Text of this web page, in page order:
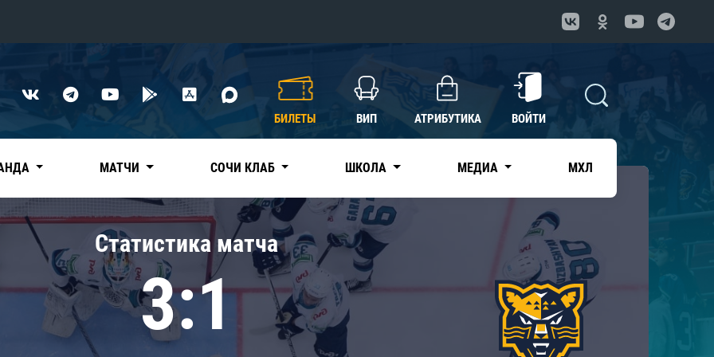
Нефтехимик
Дивизион Чернышева
Авангард
Адмирал
КХЛ
БИЛЕТЫ ВИП АТРИБУТИКА ВОЙТИ
МАТЧИ СОЧИ КЛАБ ШКОЛА МЕДИА МХЛ
Статистика матча
3:1